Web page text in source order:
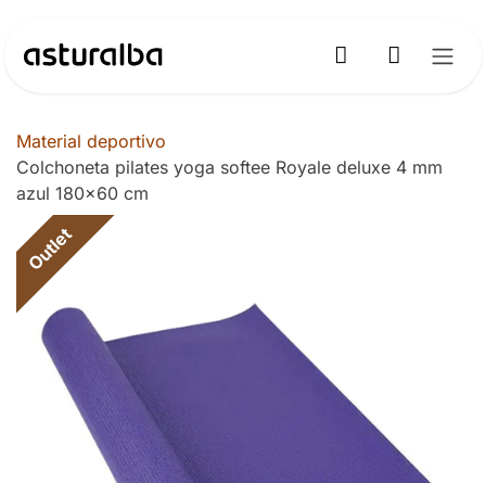
Material deportivo
Colchoneta pilates yoga softee Royale deluxe 4 mm
azul 180x60 cm
Outlet